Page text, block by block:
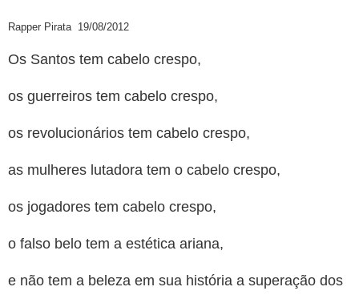
Rapper Pirata 19/08/2012
Os Santos tem cabelo crespo,
os guerreiros tem cabelo crespo,
os revolucionários tem cabelo crespo,
as mulheres lutadora tem o cabelo crespo,
os jogadores tem cabelo crespo,
o falso belo tem a estética ariana,
e não tem a beleza em sua história a superação dos